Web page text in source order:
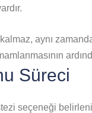
aynı
Süreci
seçeneği